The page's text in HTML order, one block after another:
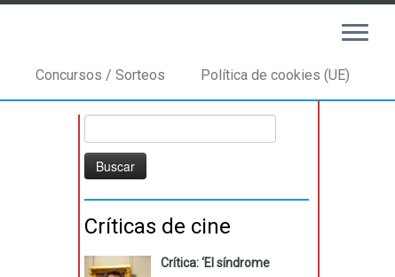
Concursos / Sorteos Política de cookies (UE)
Críticas de cine
Crítica: ‘El síndrome